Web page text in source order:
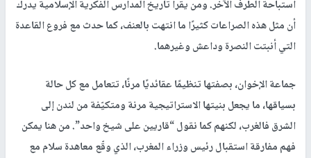
استباحة الطرف الآخر. ومن يقرأ تاريخ المدارس الفكرية الإسلامية يدرك
أن مثل هذه الصراعات كثيرًا ما انتهت بالعنف، كما حدث مع فروع القاعدة
التي أنبتت النصرة وداعش وغيرهما.
جماعة الإخوان، بصفتها تنظيمًا عقائديًا مرنًا، تتعامل مع كل حالة
بسياقها، ما يجعل بنيتها الاستراتيجية مرنة ومتكيّفة من لندن إلى
الشرق فالغرب، لكنهم كما نقول “قاريين على شيخ واحد”. من هنا يمكن
فهم مفارقة استقبال رئيس وزراء المغرب، الذي وقّع معاهدة سلام مع